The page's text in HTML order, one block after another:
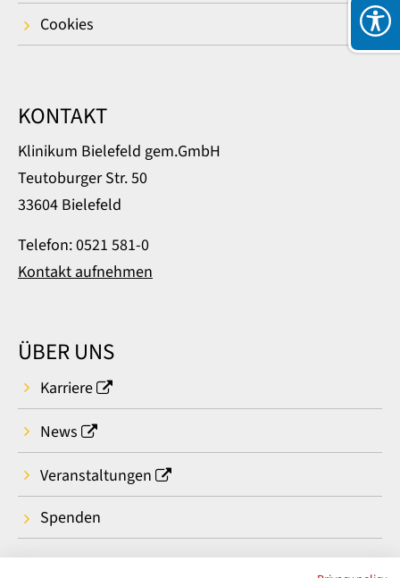
Cookies
KONTAKT
Klinikum Bielefeld gem.GmbH
Teutoburger Str. 50
33604 Bielefeld
Telefon: 0521 581-0
Kontakt aufnehmen
ÜBER UNS
Karriere
News
Veranstaltungen
Spenden